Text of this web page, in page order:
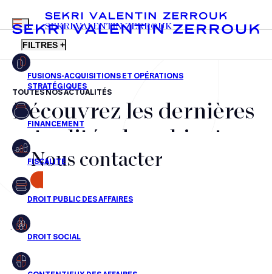
FR EN
MENU
SEKRI VALENTIN ZERROUK
FILTRES +
Fusions-acquisitions et opérations stratégiques
Financement
Fiscalité
Droit public des affaires
Droit social
Droit immobilier
TOUTES NOS ACTUALITÉS
Découvrez les dernières
actualités du cabinet,
nos récompenses et nos
transactions, jour après
jour
Aucun résultats pour cette recherche
Nous contacter